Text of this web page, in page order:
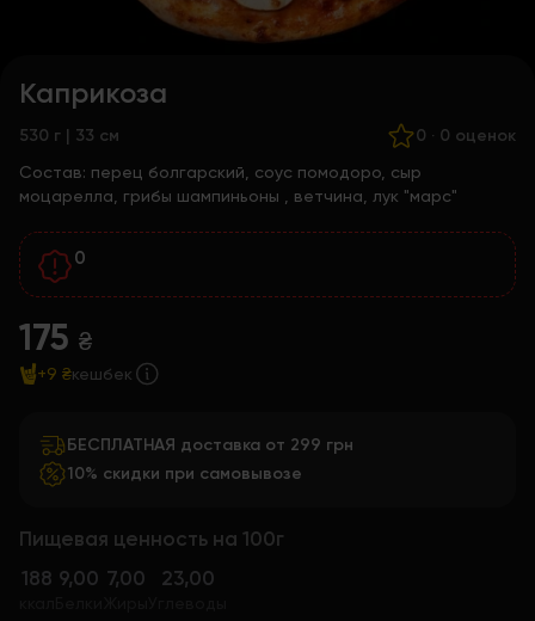
Каприкоза
530 г | 33 см 0 · 0 оценок
Состав: перец болгарский, соус помодоро, сыр
моцарелла, грибы шампиньоны , ветчина, лук "марс"
0
175 ₴
+9 ₴кешбек
БЕСПЛАТНАЯ доставка от 299 грн
10% скидки при самовывозе
Пищевая ценность на 100г
188 9,00 7,00 23,00